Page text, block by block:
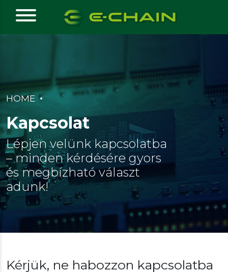
HOME
Kapcsolat
Lépjen velünk kapcsolatba
– minden kérdésére gyors
és megbízható választ
adunk!
Kérjük, ne habozzon kapcsolatba